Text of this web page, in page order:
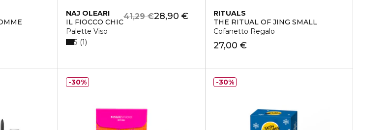
NAJ OLEARI
IL FIOCCO CHIC
Palette Viso
28,90 €
41,29 €
5 1
RITUALS
THE RITUAL OF JING SMALL
Cofanetto Regalo
27,00 €
30% 30%